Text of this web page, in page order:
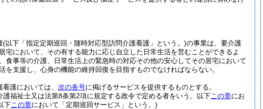
(以下「指定定期巡回・随時対応型訪問介護看護」という。)の事業は、要介護
において、その有する能力に応じ自立した日常生活を営むことができるよ
事等の介護、日常生活上の緊急時の対応その他の安心してその居宅において
支援し、心身の機能の維持回復を目指すものでなければならない。
護においては、 次の各号に掲げるサービスを提供するものとする。
福祉士又は法第8条第2項に規定する政令で定める者をいう。以下この章にお
下この章において「定期巡回サービス」という。)